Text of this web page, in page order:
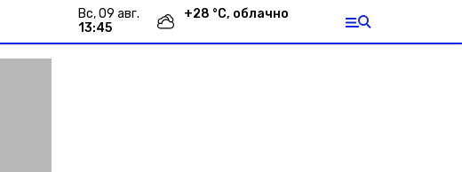
вс, 09 авг.
13:45
+28 °С, облачно